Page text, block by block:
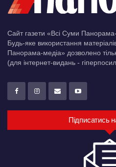
Сайт газети «Всі Суми
Будь-яке використання
Панорама-медіа» дозволено
(для інтернет-видань -
Підписатись